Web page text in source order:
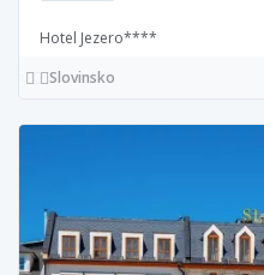
Hotel Jezero****
Slovinsko